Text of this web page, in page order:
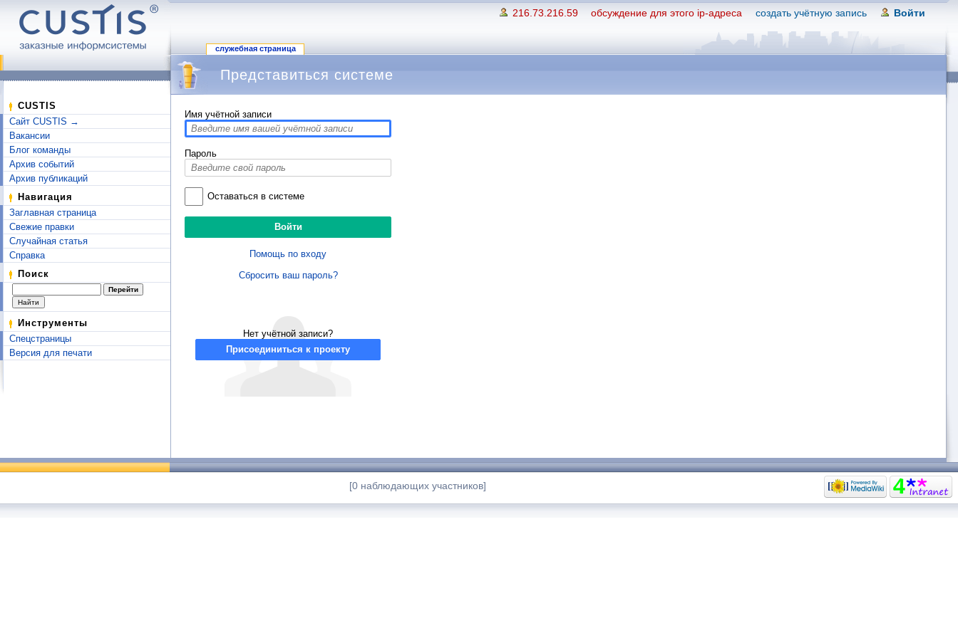
216.73.216.59 обсуждение для этого ip-адреса создать учётную запись Войти
служебная страница
CUSTIS
Сайт CUSTIS →
Вакансии
Блог команды
Архив событий
Архив публикаций
Навигация
Заглавная страница
Свежие правки
Случайная статья
Справка
Поиск
Инструменты
Спецстраницы
Версия для печати
Представиться системе
Имя учётной записи
Пароль
Оставаться в системе
Помощь по входу
Сбросить ваш пароль?
Нет учётной записи?
Присоединиться к проекту
[0 наблюдающих участников]